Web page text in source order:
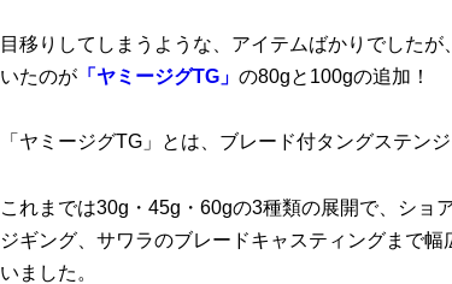
目移りしてしまうような、アイテムばかりでした
いたのが 「ヤミージグTG」 の80gと100gの追加！
「ヤミージグTG」とは、ブレード付タングステンジ
これまでは30g・45g・60gの3種類の展開で、ショ
ジギング、サワラのブレードキャスティングまで
いました。